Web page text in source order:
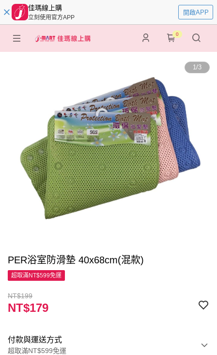
佳瑪線上購
立刻使用官方APP
開啟APP
0
1/3
PER浴室防滑墊 40x68cm(混款)
超取滿NT$599免運
NT$199
NT$179
付款與運送方式
超取滿NT$599免運